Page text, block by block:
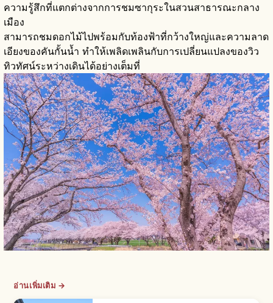
ความรู้สึกที่แตกต่างจากการชมซากุระในสวนสาธารณะกลาง
เมือง
สามารถชมดอกไม้ไปพร้อมกับท้องฟ้าที่กว้างใหญ่และความลาด
เอียงของคันกั้นน้ำ ทำให้เพลิดเพลินกับการเปลี่ยนแปลงของวิว
ทิวทัศน์ระหว่างเดินได้อย่างเต็มที่
อ่านเพิ่มเติม →